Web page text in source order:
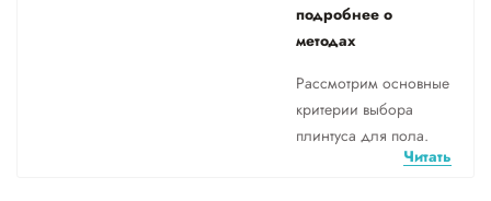
подробнее о
методах
Рассмотрим основные
критерии выбора
плинтуса для пола.
Читать